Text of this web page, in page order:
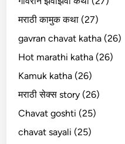
मराठी कामुक कथा (27)
gavran chavat katha (26)
Hot marathi katha (26)
Kamuk katha (26)
मराठी सेक्स story (26)
Chavat goshti (25)
chavat sayali (25)